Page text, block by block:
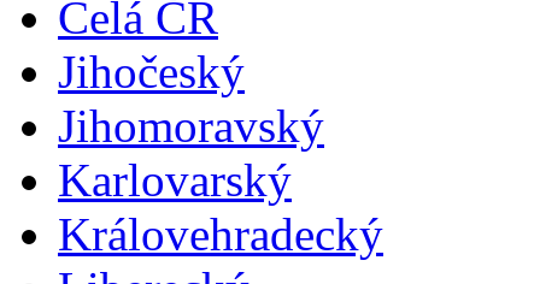
Celá ČR
Jihočeský
Jihomoravský
Karlovarský
Královehradecký